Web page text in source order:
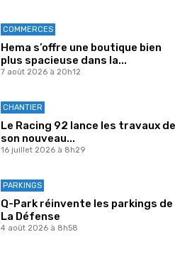
COMMERCES
Hema s’offre une boutique bien
plus spacieuse dans la...
7 août 2026 à 20h12
CHANTIER
Le Racing 92 lance les travaux de
son nouveau...
16 juillet 2026 à 8h29
PARKINGS
Q-Park réinvente les parkings de
La Défense
4 août 2026 à 8h58